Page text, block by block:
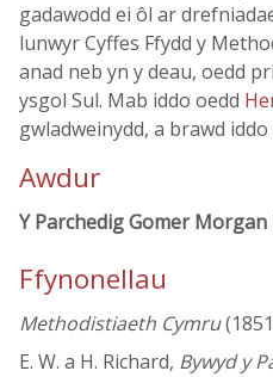
gadawodd ei ôl ar
lunwyr Cyffes Ffydd y
anad neb yn y deau, oedd
ysgol Sul. Mab iddo oedd
gwladweinydd, a brawd iddo
Awdur
Y Parchedig Gomer
Ffynonellau
Methodistiaeth Cymru
E. W. a H. Richard, Bywyd y